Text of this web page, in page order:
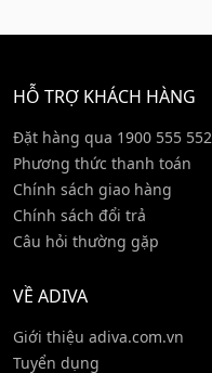
HỖ TRỢ KHÁCH HÀNG
Đặt hàng qua 1900 555 552
Phương thức thanh toán
Chính sách giao hàng
Chính sách đổi trả
Câu hỏi thường gặp
VỀ ADIVA
Giới thiệu adiva.com.vn
Tuyển dụng